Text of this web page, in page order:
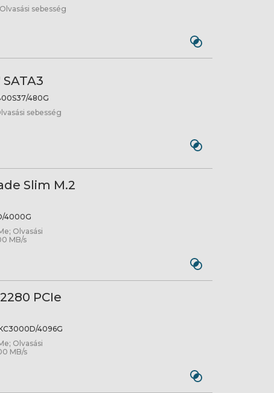
sebesség
480G
sebesség
Slim M.2
4000G
Olvasási
MB/s
PCIe
4096G
Olvasási
MB/s